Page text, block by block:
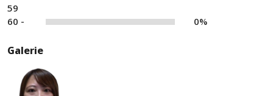
59
60 - 0%
Galerie